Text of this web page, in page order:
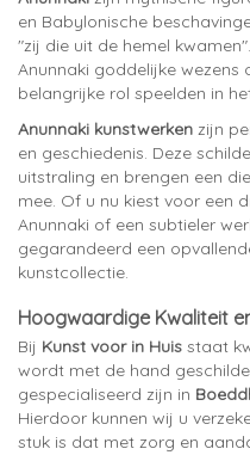
en Babylonische
"zij die uit de hemel
Anunnaki goddelijke
belangrijke rol speelden in
Anunnaki kunstwerken zijn
en geschiedenis. Deze
uitstraling en brengen een
mee. Of u nu kiest voor een
Anunnaki of een subtieler
gegarandeerd een
kunstcollectie.
Hoogwaardige Kwaliteit
Bij Kunst voor in Huis staat
wordt met de hand
gespecialiseerd zijn in
Hierdoor kunnen wij u
stuk is dat met zorg en